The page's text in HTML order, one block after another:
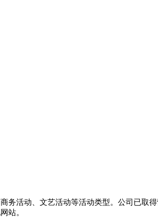
活动、文艺活动等活动类型。公司已取得
站。